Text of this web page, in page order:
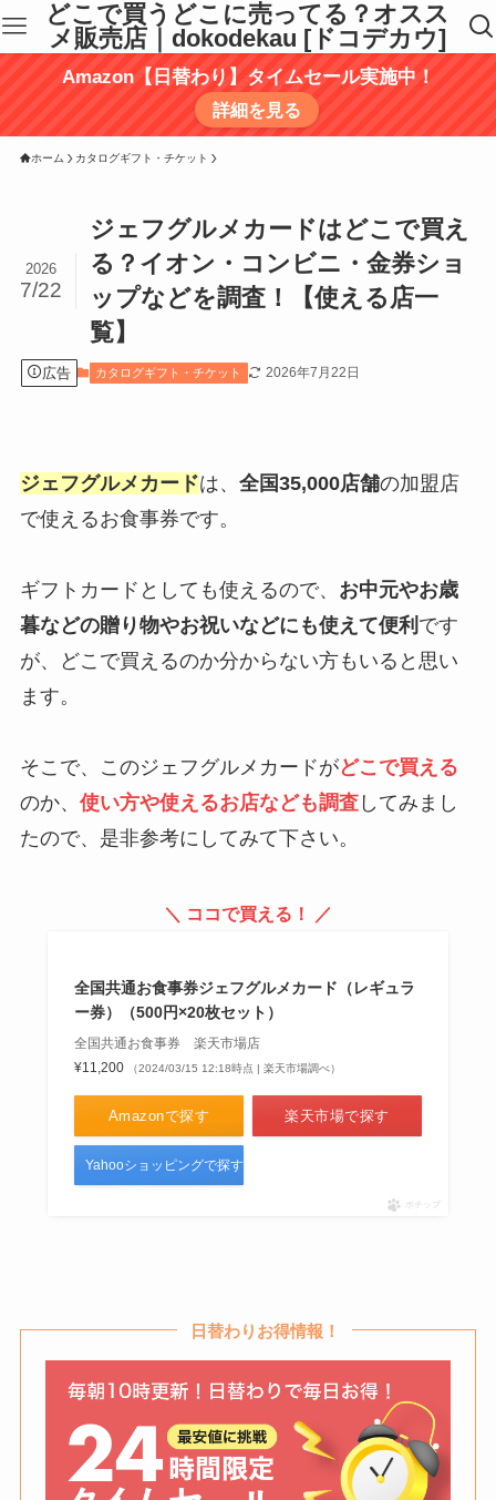
どこで買うどこに売ってる？オスス
メ販売店｜dokodekau [ドコデカウ]
Amazon【日替わり】タイムセール実施中！
詳細を見る
ホーム カタログギフト・チケット
ジェフグルメカードはどこで買え
る？イオン・コンビニ・金券ショ
ップなどを調査！【使える店一
覧】
2026
7/22
広告 カタログギフト・チケット 2026年7月22日
ジェフグルメカードは、 全国35,000店舗の加盟店
で使えるお食事券です。
ギフトカードとしても使えるので、 お中元やお歳
暮などの贈り物やお祝いなどにも使えて便利 です
が、どこで買えるのか分からない方もいると思い
ます。
そこで、このジェフグルメカードがどこで買える
のか、 使い方や使えるお店なども調査してみまし
たので、是非参考にしてみて下さい。
＼ ココで買える！ ／
全国共通お食事券ジェフグルメカード（レギュラ
ー券）（500円×20枚セット）
全国共通お食事券 楽天市場店
¥11,200
（2024/03/15 12:18時点 | 楽天市場調べ）
Amazonで探す 楽天市場で探す
Yahooショッピングで探す
ポチップ
日替わりお得情報！